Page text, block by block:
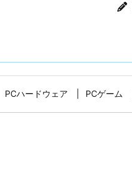
PCハードウェア PCゲーム